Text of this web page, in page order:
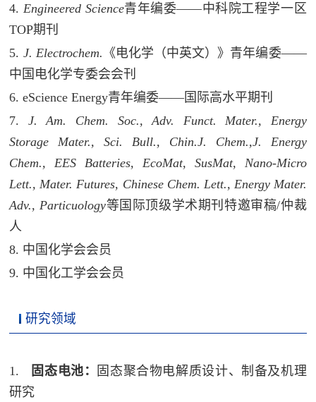
4. Engineered Science青年编委——中科院工程学一区
TOP期刊
5. J. Electrochem. 《电化学（中英文）》 青年编委——
中国电化学专委会会刊
6. eScience Energy青年编委——国际高水平期刊
7. J. Am. Chem. Soc., Adv. Funct. Mater., Energy
Storage Mater., Sci. Bull., Chin.J. Chem.,J. Energy
Chem., EES Batteries, EcoMat, SusMat, Nano-Micro
Lett., Mater. Futures, Chinese Chem. Lett., Energy Mater.
Adv., Particuology等国际顶级学术期刊特邀审稿/仲裁
人
8. 中国化学会会员
9. 中国化工学会会员
研究领域
1. 固态电池：
固态聚合物电解质设计、制备及机理
研究